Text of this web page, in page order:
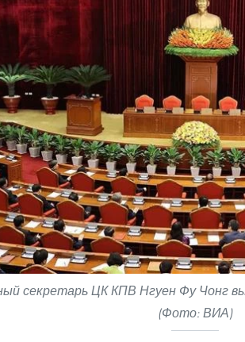
секретарь ЦК КПВ Нгуен Фу Чонг
(Фото: ВИА)